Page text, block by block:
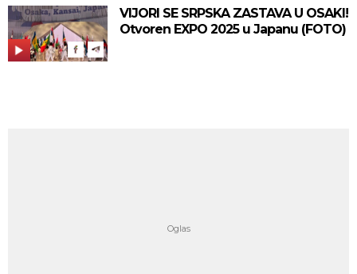
VIJORI SE SRPSKA ZASTAVA U OSAKI!
Otvoren EXPO 2025 u Japanu (FOTO)